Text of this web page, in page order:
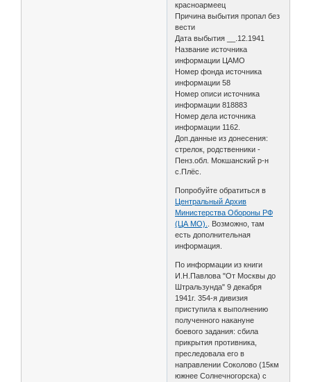
красноармеец
Причина выбытия пропал без
вести
Дата выбытия __.12.1941
Название источника
информации ЦАМО
Номер фонда источника
информации 58
Номер описи источника
информации 818883
Номер дела источника
информации 1162.
Доп.данные из донесения:
стрелок, родственники -
Пенз.обл. Мокшанский р-н
с.Плёс.
Попробуйте обратиться в
Центральный Архив
Министерства Обороны РФ
(ЦА МО).
. Возможно, там
есть дополнительная
информация.
По информации из книги
И.Н.Павлова "От Москвы до
Штральзунда" 9 декабря
1941г. 354-я дивизия
приступила к выполнению
полученного накануне
боевого задания: сбила
прикрытия противника,
преследовала его в
направлении Соколово (15км
южнее Солнечногорска) с